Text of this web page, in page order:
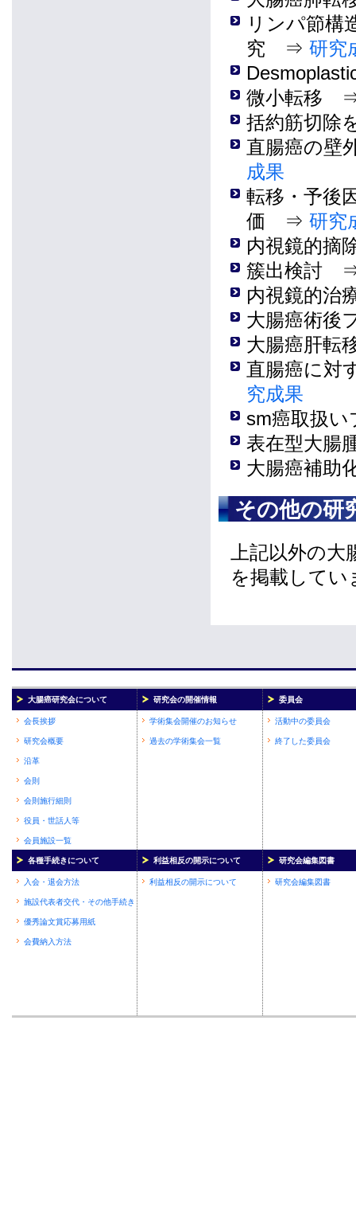
リンパ節構
究 ⇒ 研究
微小転移
括約筋切
直腸癌の壁
成果
転移・予後
価 ⇒ 研究
内視鏡的
簇出検討
内視鏡的
大腸癌術
大腸癌肝
直腸癌に対
究成果
sm癌取扱
表在型大
大腸癌補
その他の研
上記以外の
を掲載して
大腸癌研究会について 研究会の開催情報 委員会
会長挨拶
研究会概要
沿革
会則
会則施行細則
役員・世話人等
会員施設一覧
学術集会開催のお知らせ
過去の学術集会一覧
活動中の委員会
終了した委員会
各種手続きについて 利益相反の開示について 研究会編集図書
入会・退会方法
施設代表者交代・その他手続き
優秀論文賞応募用紙
会費納入方法
利益相反の開示について 研究会編集図書